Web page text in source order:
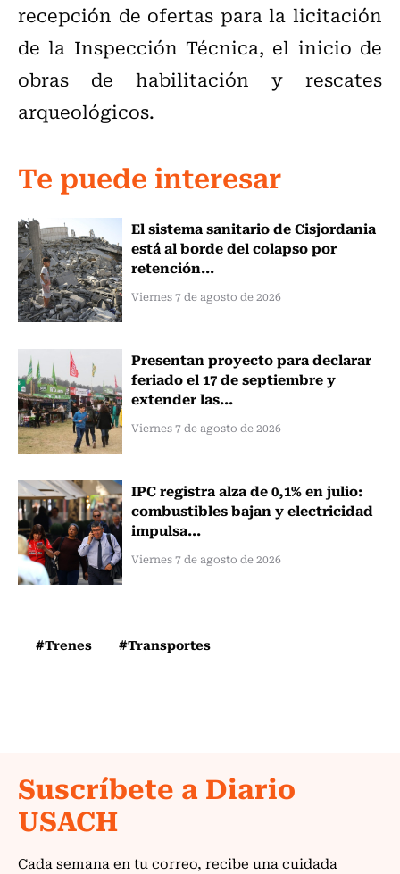
recepción de ofertas para la licitación
de la Inspección Técnica, el inicio de
obras de habilitación y rescates
arqueológicos.
Te puede interesar
El sistema sanitario de Cisjordania
está al borde del colapso por
retención...
Viernes 7 de agosto de 2026
Presentan proyecto para declarar
feriado el 17 de septiembre y
extender las...
Viernes 7 de agosto de 2026
IPC registra alza de 0,1% en julio:
combustibles bajan y electricidad
impulsa...
Viernes 7 de agosto de 2026
#Trenes #Transportes